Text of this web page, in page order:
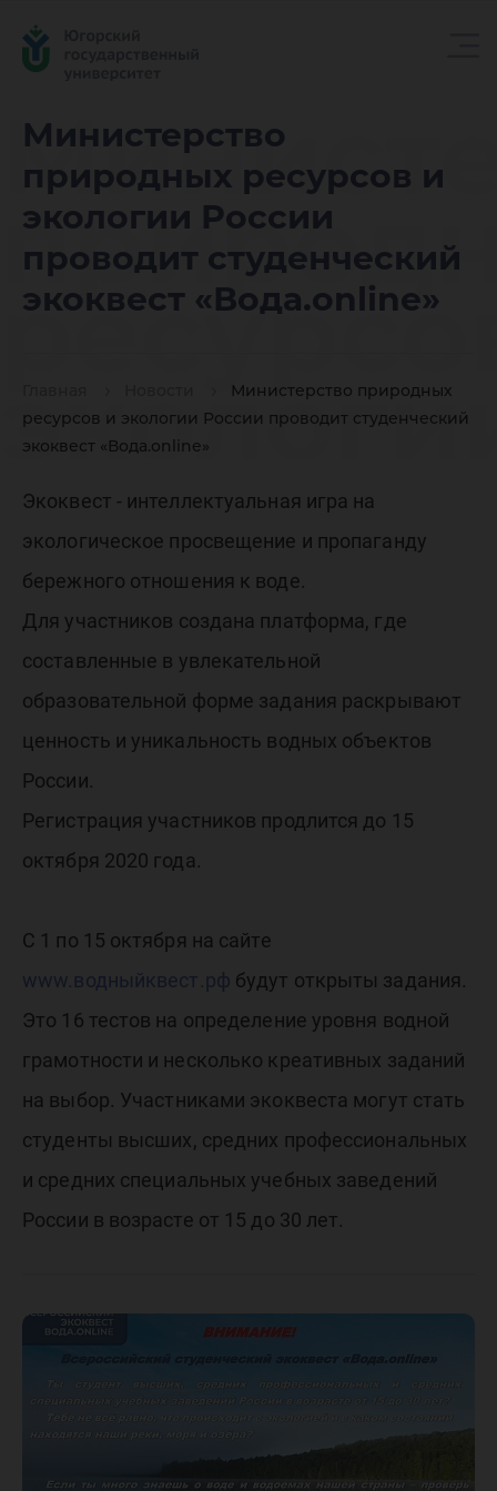
Министерство
природных ресурсов и
экологии России
проводит студенческий
экоквест «Вода.online»
Министерство природных
ресурсов и экологии России проводит студенческий
экоквест «Вода.online»
России
Экоквест - интеллектуальная игра на
экологическое просвещение и пропаганду
бережного отношения к воде.
Для участников создана платформа, где
составленные в увлекательной
образовательной форме задания раскрывают
ценность и уникальность водных объектов
России.
Регистрация участников продлится до 15
октября 2020 года.
С 1 по 15 октября на сайте
www.водныйквест.рф будут открыты задания.
Это 16 тестов на определение уровня водной
грамотности и несколько креативных заданий
на выбор. Участниками экоквеста могут стать
студенты высших, средних профессиональных
и средних специальных учебных заведений
России в возрасте от 15 до 30 лет.